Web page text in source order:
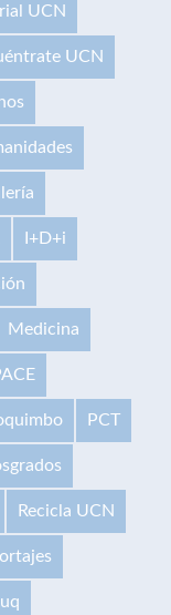
UCN
UCN
I+D+i
Medicina
PCT
Recicla UCN